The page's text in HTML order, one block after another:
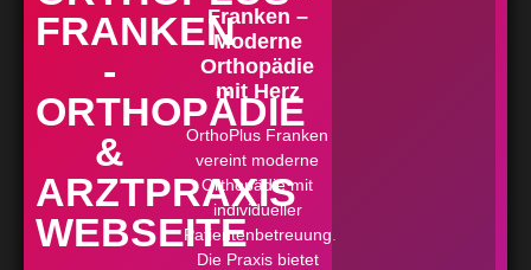
FRANKEN
-
ORTHOPÄDIE
&
ARZTPRAXIS
WEBSEITE
Franken –
Moderne
Orthopädie
mit Herz
OrthoPlus Franken
vereint moderne
Orthopädie mit
individueller
Patientenbetreuung.
Die Praxis bietet